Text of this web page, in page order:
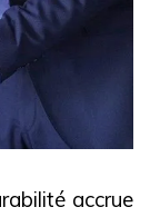
accrue